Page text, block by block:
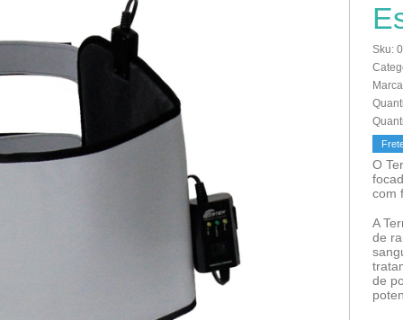
Sku:
O
com
A
de
de